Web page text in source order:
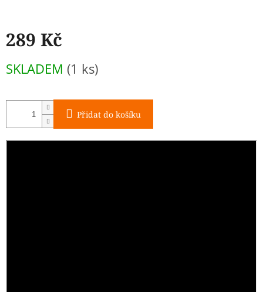
289 Kč
cena:
SKLADEM (1 ks)
Přidat do košíku